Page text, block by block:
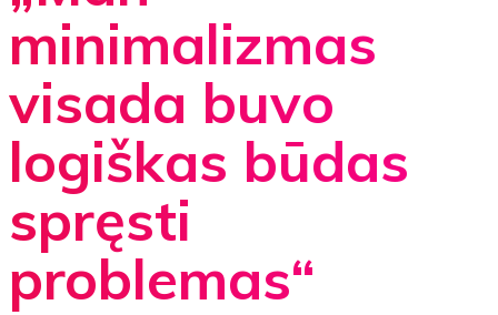
minimalizmas
visada buvo
logiškas būdas
spręsti
problemas“